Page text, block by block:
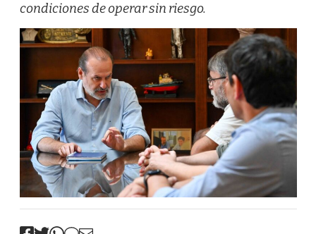
condiciones de operar sin riesgo.